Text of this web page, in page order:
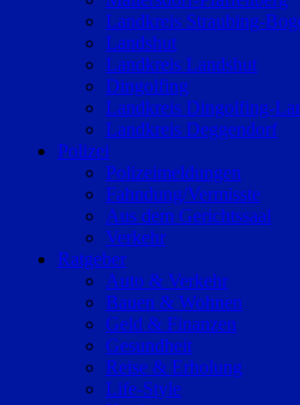
Landkreis Straubing-
Landshut
Landkreis Landshut
Dingolfing
Landkreis Dingolfing-
Landkreis Deggendorf
Polizei
Polizeimeldungen
Fahndung/Vermisste
Aus dem Gerichtssaal
Verkehr
Ratgeber
Auto & Verkehr
Bauen & Wohnen
Geld & Finanzen
Gesundheit
Reise & Erholung
Life-Style